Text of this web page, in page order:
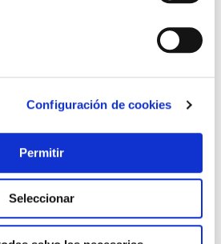
Configuración de cookies
Permitir
Seleccionar
pasta mixta ibili
Ibili
17,10 €